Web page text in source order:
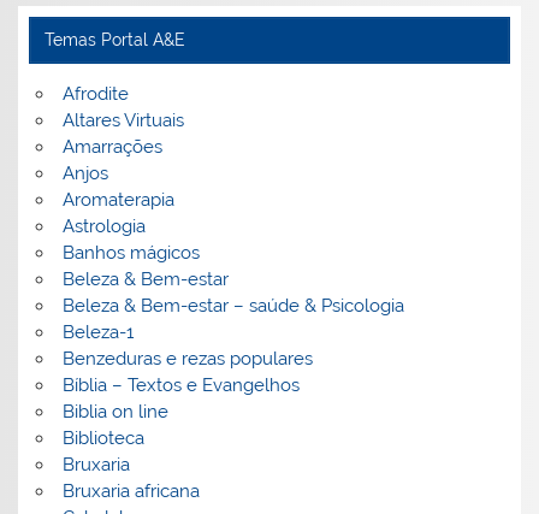
Temas Portal A&E
Afrodite
Altares Virtuais
Amarrações
Anjos
Aromaterapia
Astrologia
Banhos mágicos
Beleza & Bem-estar
Beleza & Bem-estar – saúde & Psicologia
Beleza-1
Benzeduras e rezas populares
Bíblia – Textos e Evangelhos
Biblia on line
Biblioteca
Bruxaria
Bruxaria africana